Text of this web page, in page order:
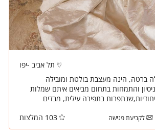
תל אביב -יפו
ברטה, הינה מעצבת בולטת ומובילה
והתמחות בתחום מביאים איתם שמלות
בתפירה עילית, מבדים
לקביעת פגישה 103 המלצות